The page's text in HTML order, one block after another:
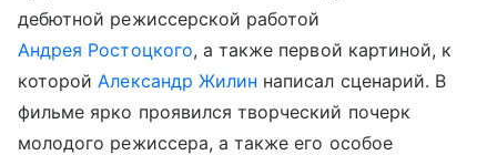
дебютной режиссерской работой
Андрея Ростоцкого, а также первой картиной, к
которой Александр Жилин написал сценарий. В
фильме ярко проявился творческий почерк
молодого режиссера, а также его особое